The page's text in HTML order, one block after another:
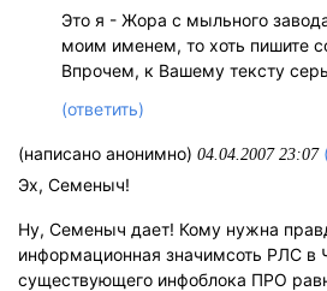
Это я - Жора с мыльного
моим именем, то хоть пишите
Впрочем, к Вашему тексту
(ответить)
(написано анонимно) 04.04.2007 23:07
Эх, Семеныч!
Ну, Семеныч дает! Кому нужна
информационная значимсоть РЛС в
существующего инфоблока ПРО